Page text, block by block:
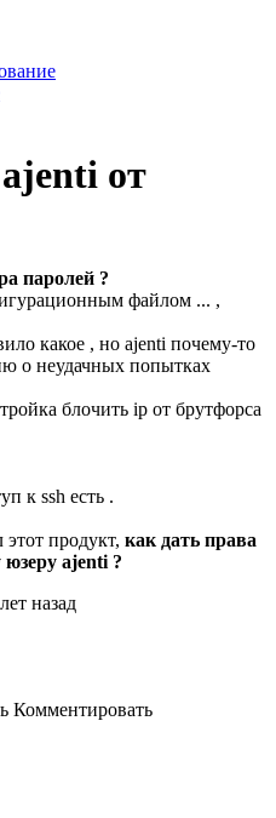
от
паролей ?
файлом ... ,
какое , но ajenti почему-то
о неудачных попытках
блочить ip от брутфорса
к ssh есть .
продукт, как дать права
ajenti ?
назад
Комментировать